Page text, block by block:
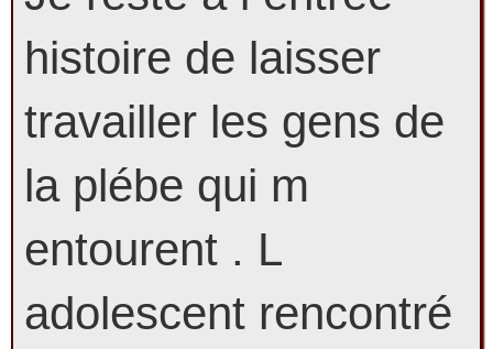
histoire de laisser
travailler les gens de
la plébe qui m
entourent . L
adolescent rencontré